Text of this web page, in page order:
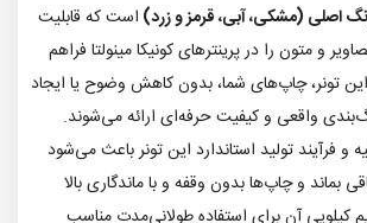
اصلی (مشکی، آبی، قرمز و زرد) است که قابلیت
و متون را در پرینترهای کونیکا مینولتا فراهم
این تونر، چاپ‌های شما، بدون کاهش وضوح یا ایجاد
واقعی و کیفیت حرفه‌ای ارائه می‌شوند.
و فرآیند تولید استاندارد این تونر باعث می‌شود
بماند و چاپ‌ها بدون وقفه و با ماندگاری بالا
کیلویی آن برای استفاده طولانی‌مدت مناسب